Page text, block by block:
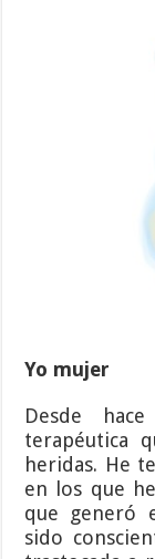
Yo mujer
Desde
terapéutica
heridas. He
en los que
que generó
sido